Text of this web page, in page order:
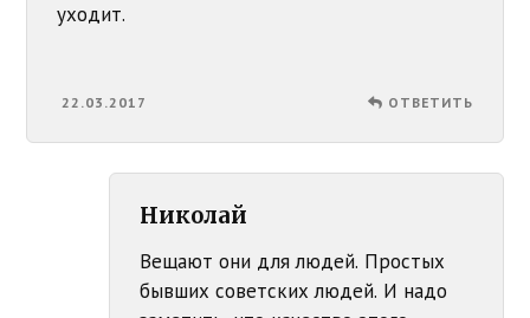
уходит.
22.03.2017 ОТВЕТИТЬ
Николай
Вещают они для людей. Простых
бывших советских людей. И надо